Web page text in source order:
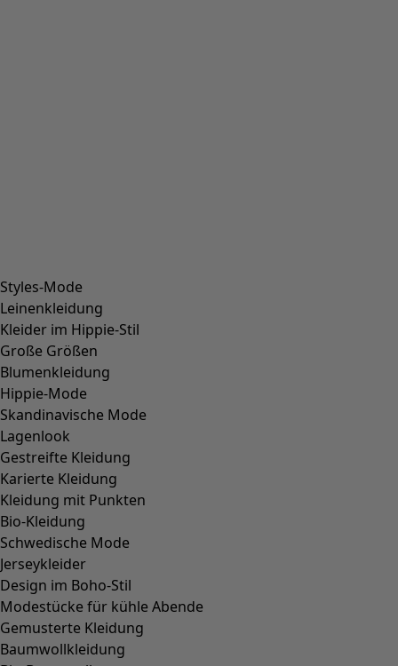
Styles-Mode
Leinenkleidung
Kleider im Hippie-Stil
Große Größen
Blumenkleidung
Hippie-Mode
Skandinavische Mode
Lagenlook
Gestreifte Kleidung
Karierte Kleidung
Kleidung mit Punkten
Bio-Kleidung
Schwedische Mode
Jerseykleider
Design im Boho-Stil
Modestücke für kühle Abende
Gemusterte Kleidung
Baumwollkleidung